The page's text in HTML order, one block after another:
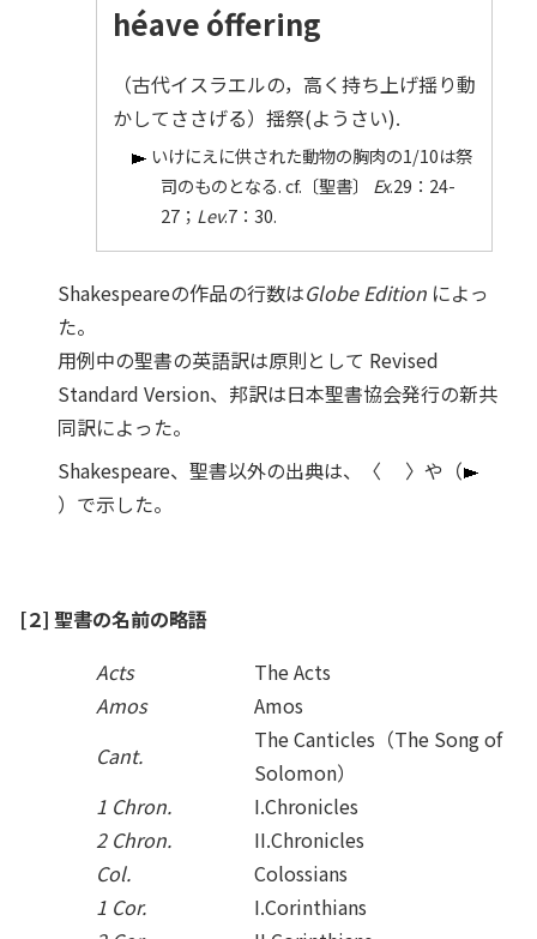
héave óffering
（古代イスラエルの，高く持ち上げ揺り動
かしてささげる）揺祭(ようさい).
いけにえに供された動物の胸肉の1/10は祭
司のものとなる. cf.〔聖書〕 Ex.29：24-
27； Lev.7：30.
Shakespeareの作品の行数はGlobe Edition によっ
た。
用例中の聖書の英語訳は原則として Revised
Standard Version、邦訳は日本聖書協会発行の新共
同訳によった。
Shakespeare、聖書以外の出典は、〈 〉や（
）で示した。
[２] 聖書の名前の略語
Acts
The Acts
Amos
Amos
Cant.
The Canticles（The Song of
Solomon）
1 Chron.
I.Chronicles
2 Chron.
II.Chronicles
Col.
Colossians
1 Cor.
I.Corinthians